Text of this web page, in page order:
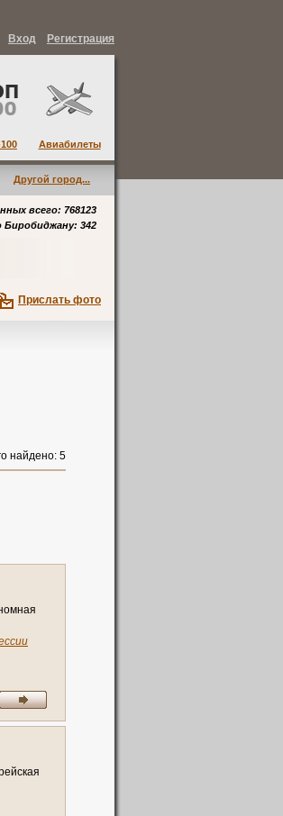
Вход Регистрация
Авиабилеты
Другой город...
всего: 768123
Биробиджану: 342
Прислать фото
найдено: 5
омная
ейская